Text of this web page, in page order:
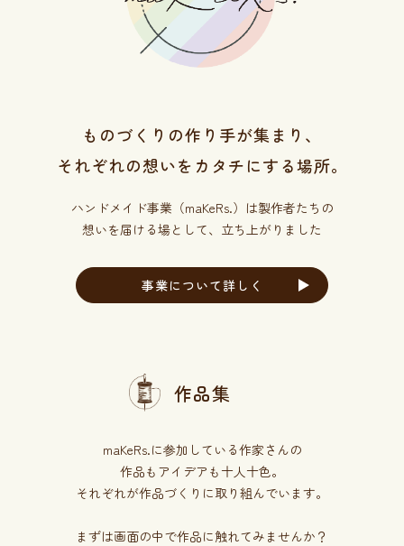
ものづくりの作り手が集まり、
それぞれの想いをカタチにする場所。
ハンドメイド事業（maKeRs.）は製作者たちの
想いを届ける場として、立ち上がりました
事業について詳しく
作品集
maKeRs.に参加している作家さんの
作品もアイデアも十人十色。
それぞれが作品づくりに取り組んでいます。
まずは画面の中で作品に触れてみませんか？